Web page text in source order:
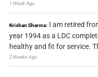
1 Week Ago
Krishan Sharma: I am retired
year 1994 as a LDC
healthy and fit for service.
2 Weeks Ago